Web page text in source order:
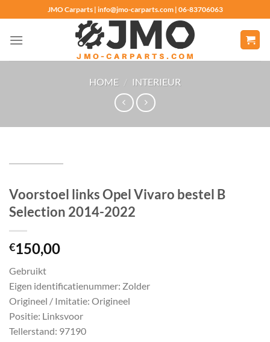
naar
inhoud
JMO Carparts | info@jmo-carparts.com | 06-83706063
HOME / INTERIEUR
Voorstoel links Opel Vivaro bestel B
Selection 2014-2022
€150,00
Gebruikt
Eigen identificatienummer: Zolder
Origineel / Imitatie: Origineel
Positie: Linksvoor
Tellerstand: 97190